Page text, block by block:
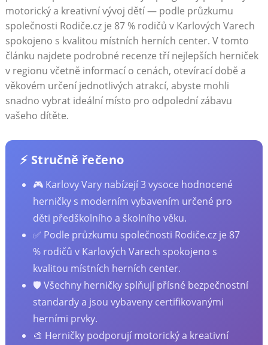
motorický a kreativní vývoj dětí — podle průzkumu
společnosti Rodiče.cz je 87 % rodičů v Karlových Varech
spokojeno s kvalitou místních herních center. V tomto
článku najdete podrobné recenze tří nejlepších herniček
v regionu včetně informací o cenách, otevírací době a
věkovém určení jednotlivých atrakcí, abyste mohli
snadno vybrat ideální místo pro odpolední zábavu
vašeho dítěte.
⚡ Stručně řečeno
🎮 Karlovy Vary nabízejí 3 vysoce hodnocené
herničky s moderním vybavením určené pro
děti předškolního a školního věku.
✅ Podle průzkumu společnosti Rodiče.cz je 87
% rodičů v Karlových Varech spokojeno s
kvalitou místních herních center.
🛡️ Všechny herničky splňují přísné bezpečnostní
standardy a jsou vybaveny certifikovanými
herními prvky.
🎨 Herničky podporují motorický a kreativní